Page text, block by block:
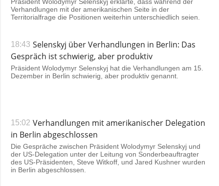
Verhandlungen mit der amerikanischen Seite in der
Territorialfrage die Positionen weiterhin unterschiedlich seien.
18:43 Selenskyj über Verhandlungen in Berlin: Das
Gespräch ist schwierig, aber produktiv
Präsident Wolodymyr Selenskyj hat die Verhandlungen am 15.
Dezember in Berlin schwierig, aber produktiv genannt.
15:02 Verhandlungen mit amerikanischer Delegation
in Berlin abgeschlossen
Die Gespräche zwischen Präsident Wolodymyr Selenskyj und
der US-Delegation unter der Leitung von Sonderbeauftragter
des US-Präsidenten, Steve Witkoff, und Jared Kushner wurden
in Berlin abgeschlossen.